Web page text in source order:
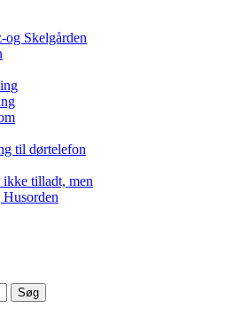
Skelgården
til dørtelefon
tilladt, men